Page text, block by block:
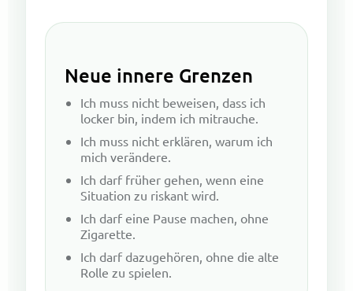
Neue innere Grenzen
Ich muss nicht beweisen, dass ich
locker bin, indem ich mitrauche.
Ich muss nicht erklären, warum ich
mich verändere.
Ich darf früher gehen, wenn eine
Situation zu riskant wird.
Ich darf eine Pause machen, ohne
Zigarette.
Ich darf dazugehören, ohne die alte
Rolle zu spielen.